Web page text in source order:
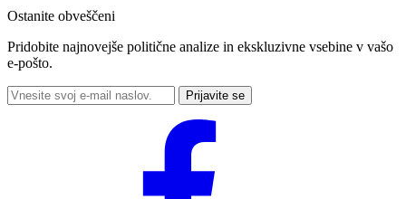
Ostanite obveščeni
Pridobite najnovejše politične analize in ekskluzivne vsebine v vašo
e-pošto.
Prijavite se